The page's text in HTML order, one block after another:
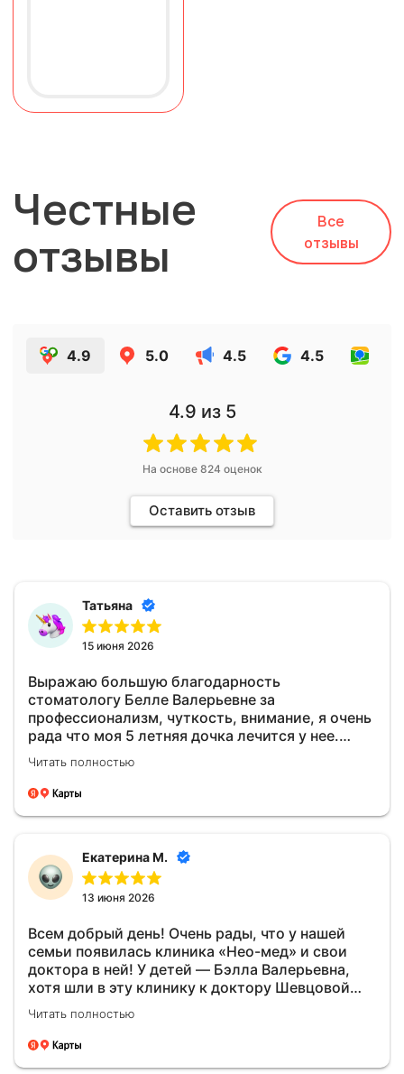
Честные
отзывы
Все
отзывы
4.9 5.0 4.5 4.5
4.9 из 5
На основе 824 оценок
Оставить отзыв
Татьяна
15 июня 2026
Выражаю большую благодарность
стоматологу Белле Валерьевне за
профессионализм, чуткость, внимание, я очень
рада что моя 5 летняя дочка лечится у нее.
Блпгодарю.
Читать полностью
Екатерина М.
13 июня 2026
Всем добрый день! Очень рады, что у нашей
семьи появилась клиника «Нео-мед» и свои
доктора в ней! У детей — Бэлла Валерьевна,
хотя шли в эту клинику к доктору Шевцовой
Анне Евгеньевне, а у меня — доктор Лимонжава
Георгий Давидович. Доктора — профессионалы
своего дела. Все рассказывают, показывают на
Читать полностью